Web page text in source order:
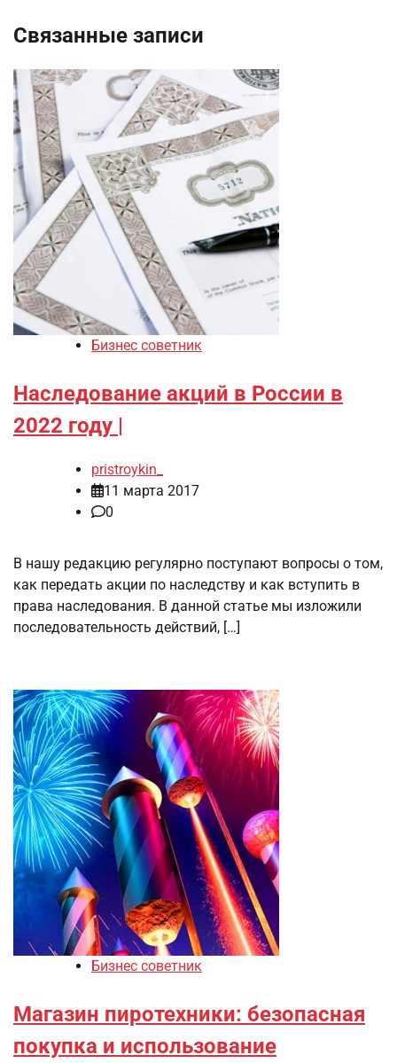
Связанные записи
Бизнес советник
Наследование акций в России в
2022 году |
pristroykin_
11 марта 2017
0
В нашу редакцию регулярно поступают вопросы о том,
как передать акции по наследству и как вступить в
права наследования. В данной статье мы изложили
последовательность действий, […]
Бизнес советник
Магазин пиротехники: безопасная
покупка и использование